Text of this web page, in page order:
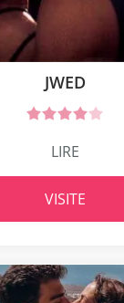
JWED
LIRE
VISITE